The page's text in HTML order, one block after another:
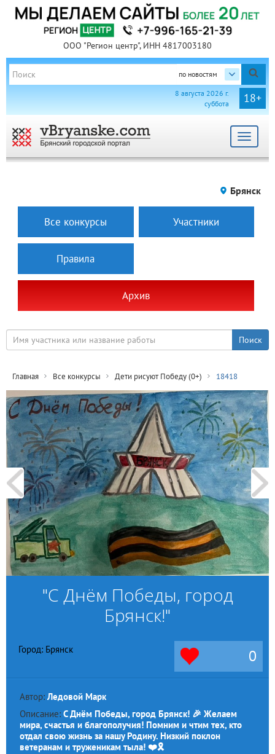
ООО "Регион центр", ИНН 4817003180
по новостям
18+
8 августа 2026 г.
суббота
Toggle
Брянск
Все конкурсы Участники
Правила
Архив
Главная Все конкурсы Дети рисуют Победу (0+) 18418
"С Днём Победы, город
Брянск!"
Город: Брянск 0
Автор:Ледовой Марк
Описание: С Днём Победы, город Брянск! 🎉 Желаем
мира, счастья и благополучия! Помним и чтим тех, кто
отдал свою жизнь за нашу Родину. Низкий поклон
ветеранам и труженикам тыла! ❤️🎗️